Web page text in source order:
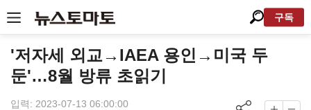
구독
'저자세 외교→IAEA 용인→미국 두
둔'…8월 방류 초읽기
입력: 2023-07-13 06:00:00